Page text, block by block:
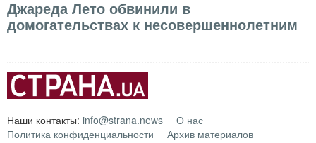
Джареда Лето обвинили в
домогательствах к несовершеннолетним
Наши контакты: info@strana.news
О нас
Политика конфиденциальности
Архив материалов